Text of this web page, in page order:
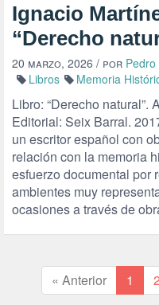
Ignacio
“Derecho
20 marzo, 2026 / por
Libros
Memoria
Libro: “Derecho natural”.
Editorial: Seix Barral.
un escritor español con
relación con la memoria
esfuerzo documental por
ambientes muy
ocasiones a través de
« Anterior 1 2